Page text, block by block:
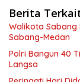
Berita
Walikota Sabang
Sabang-Medan
Polri Bangun 40
Langsa